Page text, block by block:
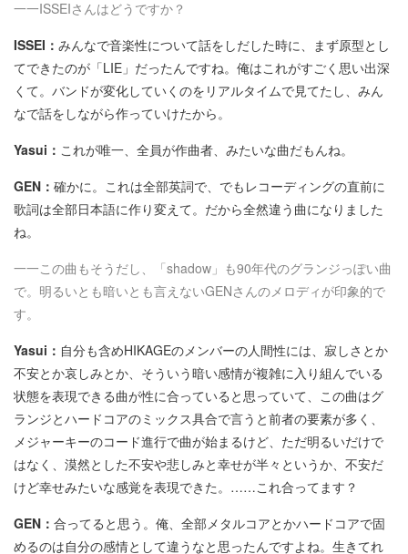
一一ISSEIさんはどうですか？
ISSEI： みんなで音楽性について話をしだした時に、まず原型とし
てできたのが「LIE」だったんですね。俺はこれがすごく思い出深
くて。バンドが変化していくのをリアルタイムで見てたし、みん
なで話をしながら作っていけたから。
Yasui： これが唯一、全員が作曲者、みたいな曲だもんね。
GEN： 確かに。これは全部英詞で、でもレコーディングの直前に
歌詞は全部日本語に作り変えて。だから全然違う曲になりました
ね。
一一この曲もそうだし、「shadow」も90年代のグランジっぽい曲
で。明るいとも暗いとも言えないGENさんのメロディが印象的で
す。
Yasui： 自分も含めHIKAGEのメンバーの人間性には、寂しさとか
不安とか哀しみとか、そういう暗い感情が複雑に入り組んでいる
状態を表現できる曲が性に合っていると思っていて、この曲はグ
ランジとハードコアのミックス具合で言うと前者の要素が多く、
メジャーキーのコード進行で曲が始まるけど、ただ明るいだけで
はなく、漠然とした不安や悲しみと幸せが半々というか、不安だ
けど幸せみたいな感覚を表現できた。……これ合ってます？
GEN： 合ってると思う。俺、全部メタルコアとかハードコアで固
めるのは自分の感情として違うなと思ったんですよね。生きてれ